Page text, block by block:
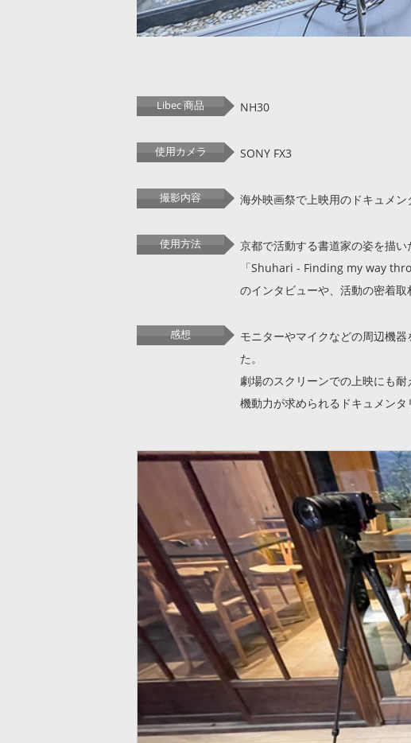
Libec 商品 NH30
使用カメラ SONY FX3
撮影内容 海外映画祭で上映用のドキュメン
使用方法
京都で活動する書道家の姿を描
「Shuhari - Finding my way
のインタビューや、活動の密着取
感想
モニターやマイクなどの周辺機
た。
劇場のスクリーンでの上映にも
機動力が求められるドキュメンタ